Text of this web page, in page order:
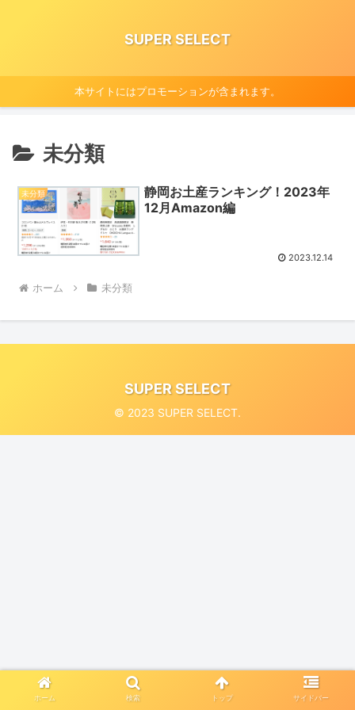
SUPER SELECT
本サイトにはプロモーションが含まれます。
未分類
未分類
静岡お土産ランキング！2023年
12月Amazon編
2023.12.14
ホーム 未分類
SUPER SELECT
© 2023 SUPER SELECT.
ホーム 検索 トップ サイドバー